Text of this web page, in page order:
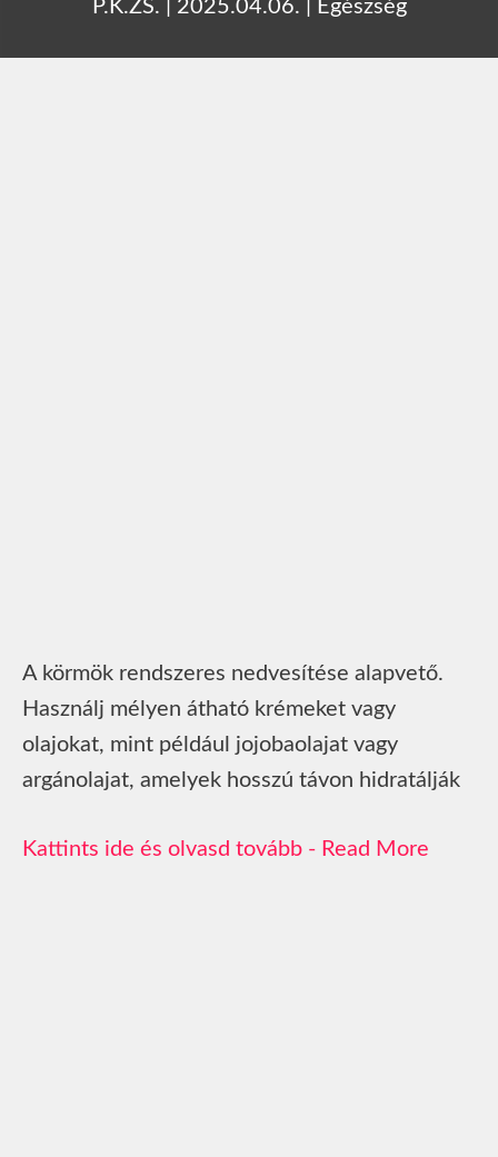
P.K.ZS. 2025.04.06. Egészség
A körmök rendszeres nedvesítése alapvető.
Használj mélyen átható krémeket vagy
olajokat, mint például jojobaolajat vagy
argánolajat, amelyek hosszú távon hidratálják
Read More